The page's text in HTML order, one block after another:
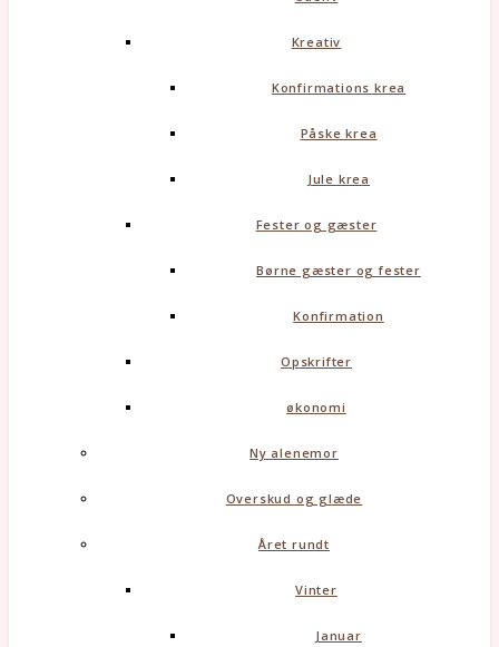
Kreativ
Konfirmations krea
Påske krea
Jule krea
Fester og gæster
Børne gæster og fester
Konfirmation
Opskrifter
økonomi
Ny alenemor
Overskud og glæde
Året rundt
Vinter
Januar